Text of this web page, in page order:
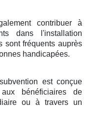
contribuer à
dans l'installation
sont fréquents auprès
handicapées.
est conçue
bénéficiaires de
ou à travers un